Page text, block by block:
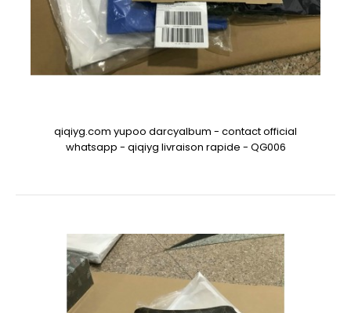
qiqiyg.com yupoo darcyalbum - contact official
whatsapp - qiqiyg livraison rapide - QG006